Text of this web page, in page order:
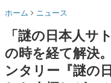
名作ゲームク
きます。
赫本
この物語を
の形をした
対応しSNSで話題に。『キ
ダム・カム』開発元やチェ
プロ野球選手から称賛の声
ホーム ニュース
「謎の日本人サ
の時を経て解決
ンタリー『謎の